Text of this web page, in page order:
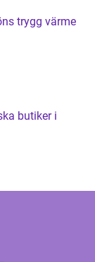
butiker i